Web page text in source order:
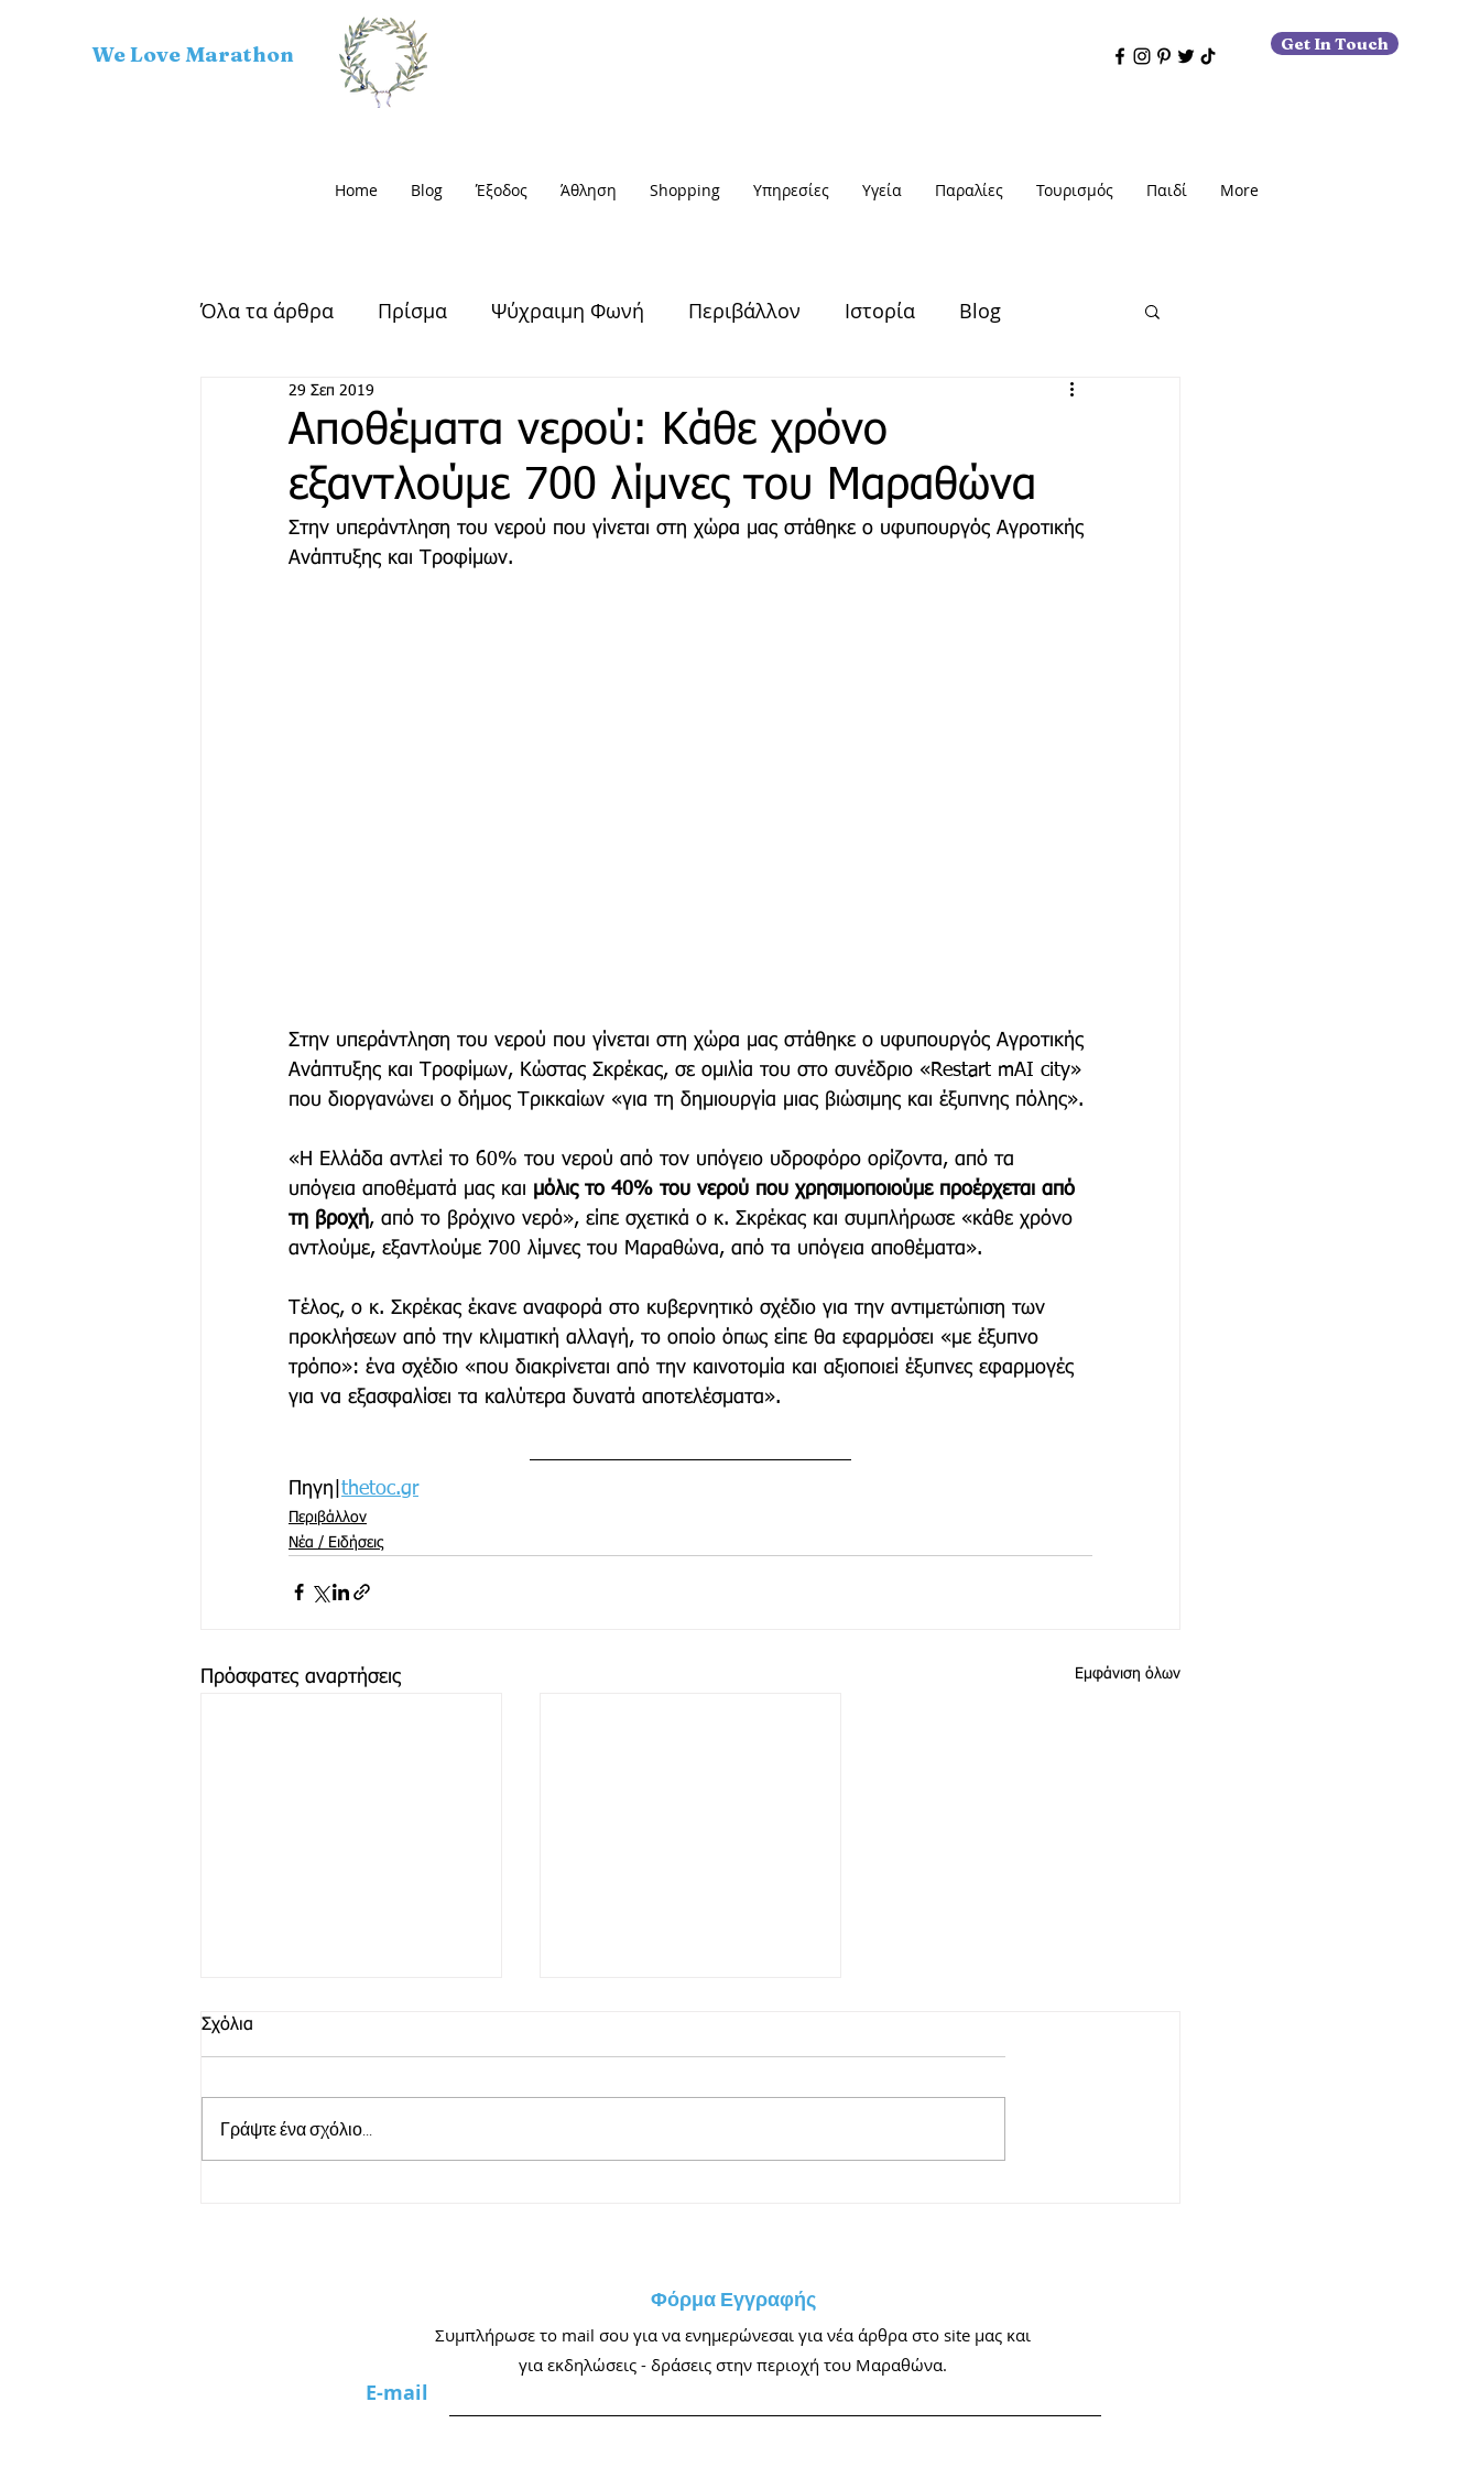
We Love Marathon Get In Touch
Home Blog Έξοδος Άθληση Shopping Υπηρεσίες Υγεία Παραλίες Τουρισμός Παιδί More
Όλα τα άρθρα Πρίσμα Ψύχραιμη Φωνή Περιβάλλον Ιστορία Blog
Αρχαίος Μαραθώνας
Μαραθώνιος Δρόμος Έξοδος Πρόσωπα Αφηγήσεις Νέα / Ειδήσεις
Μόδα & Ομορφιά Θέατρο
Αποθέματα νερού: Κάθε χρόνο
εξαντλούμε 700 λίμνες του Μαραθώνα
29 Σεπ 2019
Στην υπεράντληση του νερού που γίνεται στη χώρα μας στάθηκε ο υφυπουργός Αγροτικής
Ανάπτυξης και Τροφίμων.
Στην υπεράντληση του νερού που γίνεται στη χώρα μας στάθηκε ο υφυπουργός Αγροτικής
Ανάπτυξης και Τροφίμων, Κώστας Σκρέκας, σε ομιλία του στο συνέδριο «Restart mAI city»
που διοργανώνει ο δήμος Τρικκαίων «για τη δημιουργία μιας βιώσιμης και έξυπνης πόλης».
«Η Ελλάδα αντλεί το 60% του νερού από τον υπόγειο υδροφόρο ορίζοντα, από τα
υπόγεια αποθέματά μας και μόλις το 40% του νερού που χρησιμοποιούμε προέρχεται από
τη βροχή, από το βρόχινο νερό», είπε σχετικά ο κ. Σκρέκας και συμπλήρωσε «κάθε χρόνο
αντλούμε, εξαντλούμε 700 λίμνες του Μαραθώνα, από τα υπόγεια αποθέματα».
Τέλος, ο κ. Σκρέκας έκανε αναφορά στο κυβερνητικό σχέδιο για την αντιμετώπιση των
προκλήσεων από την κλιματική αλλαγή, το οποίο όπως είπε θα εφαρμόσει «με έξυπνο
τρόπο»: ένα σχέδιο «που διακρίνεται από την καινοτομία και αξιοποιεί έξυπνες εφαρμογές
για να εξασφαλίσει τα καλύτερα δυνατά αποτελέσματα».
Πηγη| thetoc.gr
Περιβάλλον
Νέα / Ειδήσεις
Πρόσφατες αναρτήσεις Εμφάνιση όλων
Σχόλια
Γράψτε ένα σχόλιο...
Συμπλήρωσε το mail σου για να ενημερώνεσαι για νέα άρθρα στο site μας και
για εκδηλώσεις - δράσεις στην περιοχή του Μαραθώνα.
Φόρμα Εγγραφής
Ε-mail